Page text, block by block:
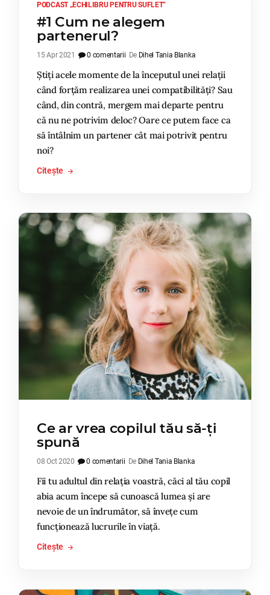
PODCAST „ECHILIBRU PENTRU SUFLET”
#1 Cum ne alegem
partenerul?
15 Apr 2021 0 comentarii De Dihel Tania Blanka
Știți acele momente de la începutul unei relații
când forțăm realizarea unei compatibilități? Sau
când, din contră, mergem mai departe pentru
că nu ne potrivim deloc? Oare ce putem face ca
să întâlnim un partener cât mai potrivit pentru
noi?
Citește
Ce ar vrea copilul tău să-ți
spună
08 Oct 2020 0 comentarii De Dihel Tania Blanka
Fii tu adultul din relația voastră, căci al tău copil
abia acum începe să cunoască lumea și are
nevoie de un îndrumător, să învețe cum
funcționează lucrurile în viață.
Citește